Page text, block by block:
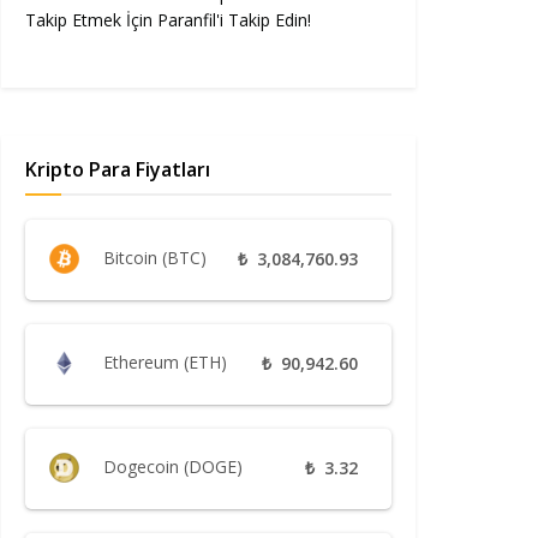
Takip Etmek İçin Paranfil'i Takip Edin!
Kripto Para Fiyatları
Bitcoin (BTC) ₺ 3,084,760.93
Ethereum (ETH) ₺ 90,942.60
Dogecoin (DOGE) ₺ 3.32